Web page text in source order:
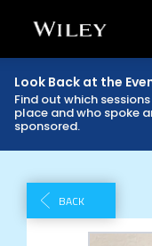
Look Back at the
Find out which
place and who spoke
sponsored.
BACK